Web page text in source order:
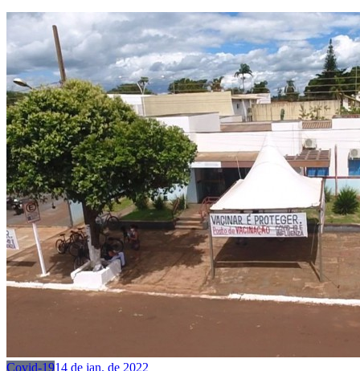
Covid-1914 de jan. de 2022